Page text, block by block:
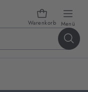
Warenkorb Menü